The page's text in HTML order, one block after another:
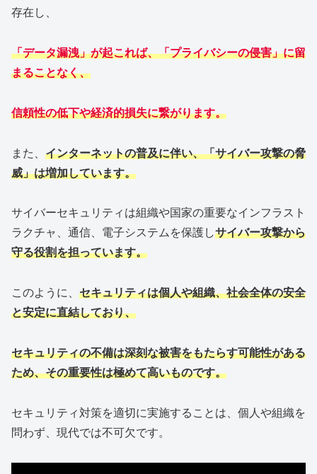
存在し、
「データ漏洩」が起これば、「プライバシーの侵害」に留
まることなく、
信頼性の低下や経済的損失に繋がります。
また、 インターネットの普及に伴い、「サイバー攻撃の脅
威」は増加しています。
サイバーセキュリティは組織や国家の重要なインフラスト
ラクチャ、通信、電子システムを保護しサイバー攻撃から
守る役割を担っています。
このように、 セキュリティは個人や組織、社会全体の安全
と安定に直結しており、
セキュリティの不備は深刻な被害をもたらす可能性がある
ため、その重要性は極めて高いものです。
セキュリティ対策を適切に実施することは、個人や組織を
問わず、現代では不可欠です。